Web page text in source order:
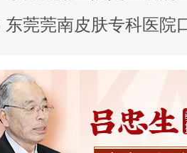
东莞莞南皮肤专科医院